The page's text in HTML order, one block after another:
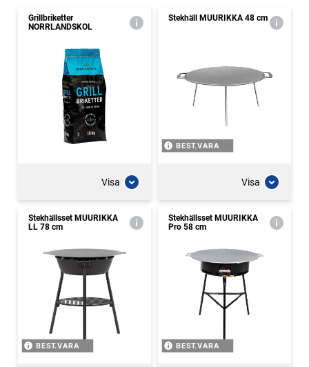
Grillbriketter
NORRLANDSKOL
Visa
Stekhäll MUURIKKA 48 cm
BEST.VARA
Visa
Stekhällsset MUURIKKA
LL 78 cm
BEST.VARA
Stekhällsset MUURIKKA
Pro 58 cm
BEST.VARA